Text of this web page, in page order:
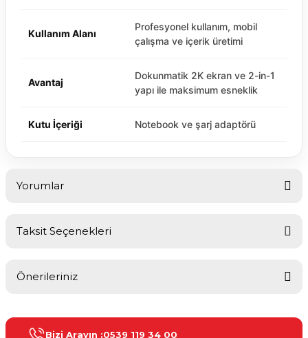
Kullanım Alanı
Profesyonel kullanım, mobil
çalışma ve içerik üretimi
Avantaj
Dokunmatik 2K ekran ve 2-in-1
yapı ile maksimum esneklik
Kutu İçeriği Notebook ve şarj adaptörü
Yorumlar
Taksit Seçenekleri
Önerileriniz
konularda yetersiz gördüğünüz noktaları öneri formunu kullanarak
Bizi Arayın :0539 119 34 00